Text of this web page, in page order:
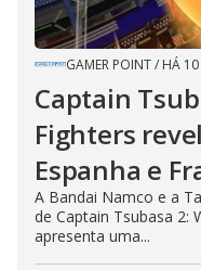
GAMER POINT/ HÁ
Captain
Fighters
Espanha e
A Bandai Namco e a
de Captain Tsubasa 2:
apresenta uma...